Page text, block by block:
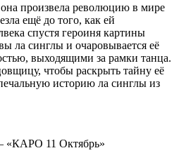
она произвела революцию в мире
ещё до того, как ей
спустя героиня картины
ла синглы и очаровывается её
выходящими за рамки танца.
чтобы раскрыть тайну её
историю ла синглы из
«КАРО 11 Октябрь»